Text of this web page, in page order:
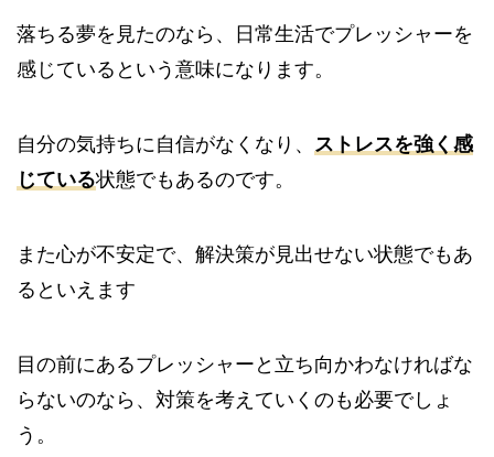
落ちる夢を見たのなら、日常生活でプレッシャーを
感じているという意味になります。
自分の気持ちに自信がなくなり、 ストレスを強く感
じている状態でもあるのです。
また心が不安定で、解決策が見出せない状態でもあ
るといえます
目の前にあるプレッシャーと立ち向かわなければな
らないのなら、対策を考えていくのも必要でしょ
う。